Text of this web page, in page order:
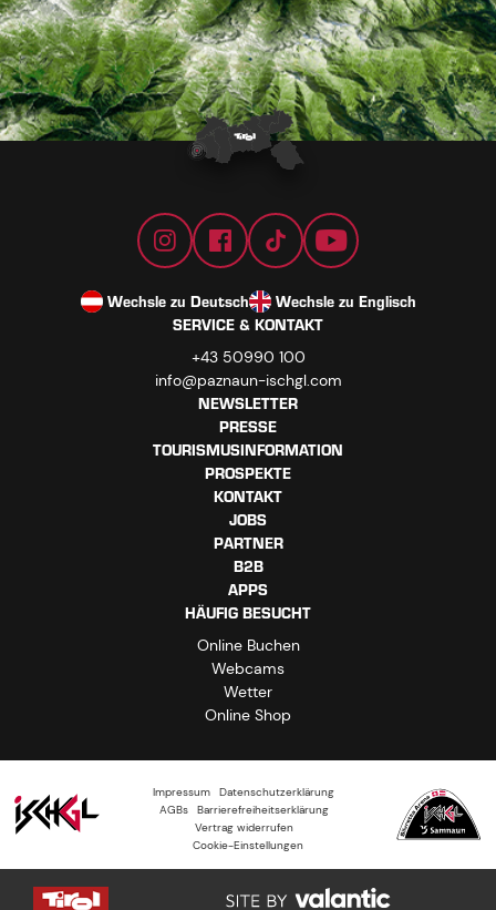
Wechsle zu Deutsch
Wechsle zu Englisch
SERVICE & KONTAKT
+43 50990 100
info@paznaun-ischgl.com
NEWSLETTER
PRESSE
TOURISMUSINFORMATION
PROSPEKTE
KONTAKT
JOBS
PARTNER
B2B
APPS
HÄUFIG BESUCHT
Online Buchen
Webcams
Wetter
Online Shop
Impressum
Datenschutzerklärung
AGBs
Barrierefreiheitserklärung
Vertrag widerrufen
Cookie-Einstellungen